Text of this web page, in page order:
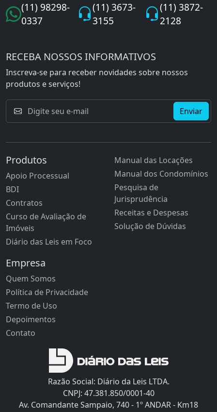
(11) 98298-
0337
(11) 3673-
3155
(11) 3872-
2128
RECEBA NOSSOS INFORMATIVOS
Inscreva-se para receber novidades sobre nossos
produtos e serviços!
Enviar
Produtos
Apoio Processual
BDI
Contratos
Curso de Avaliação de
Imóveis
Diário das Leis em Foco
Manual das Locações
Manual dos Condomínios
Pesquisa de
Jurisprudência
Receitas e Despesas
Solução de Dúvidas
Empresa
Quem Somos
Política de Privacidade
Termo de Uso
Depoimentos
Contato
Razão Social: Diário da Leis LTDA.
CNPJ: 47.381.850/0001-40
Av. Comandante Sampaio, 740 - 1º ANDAR - Km18